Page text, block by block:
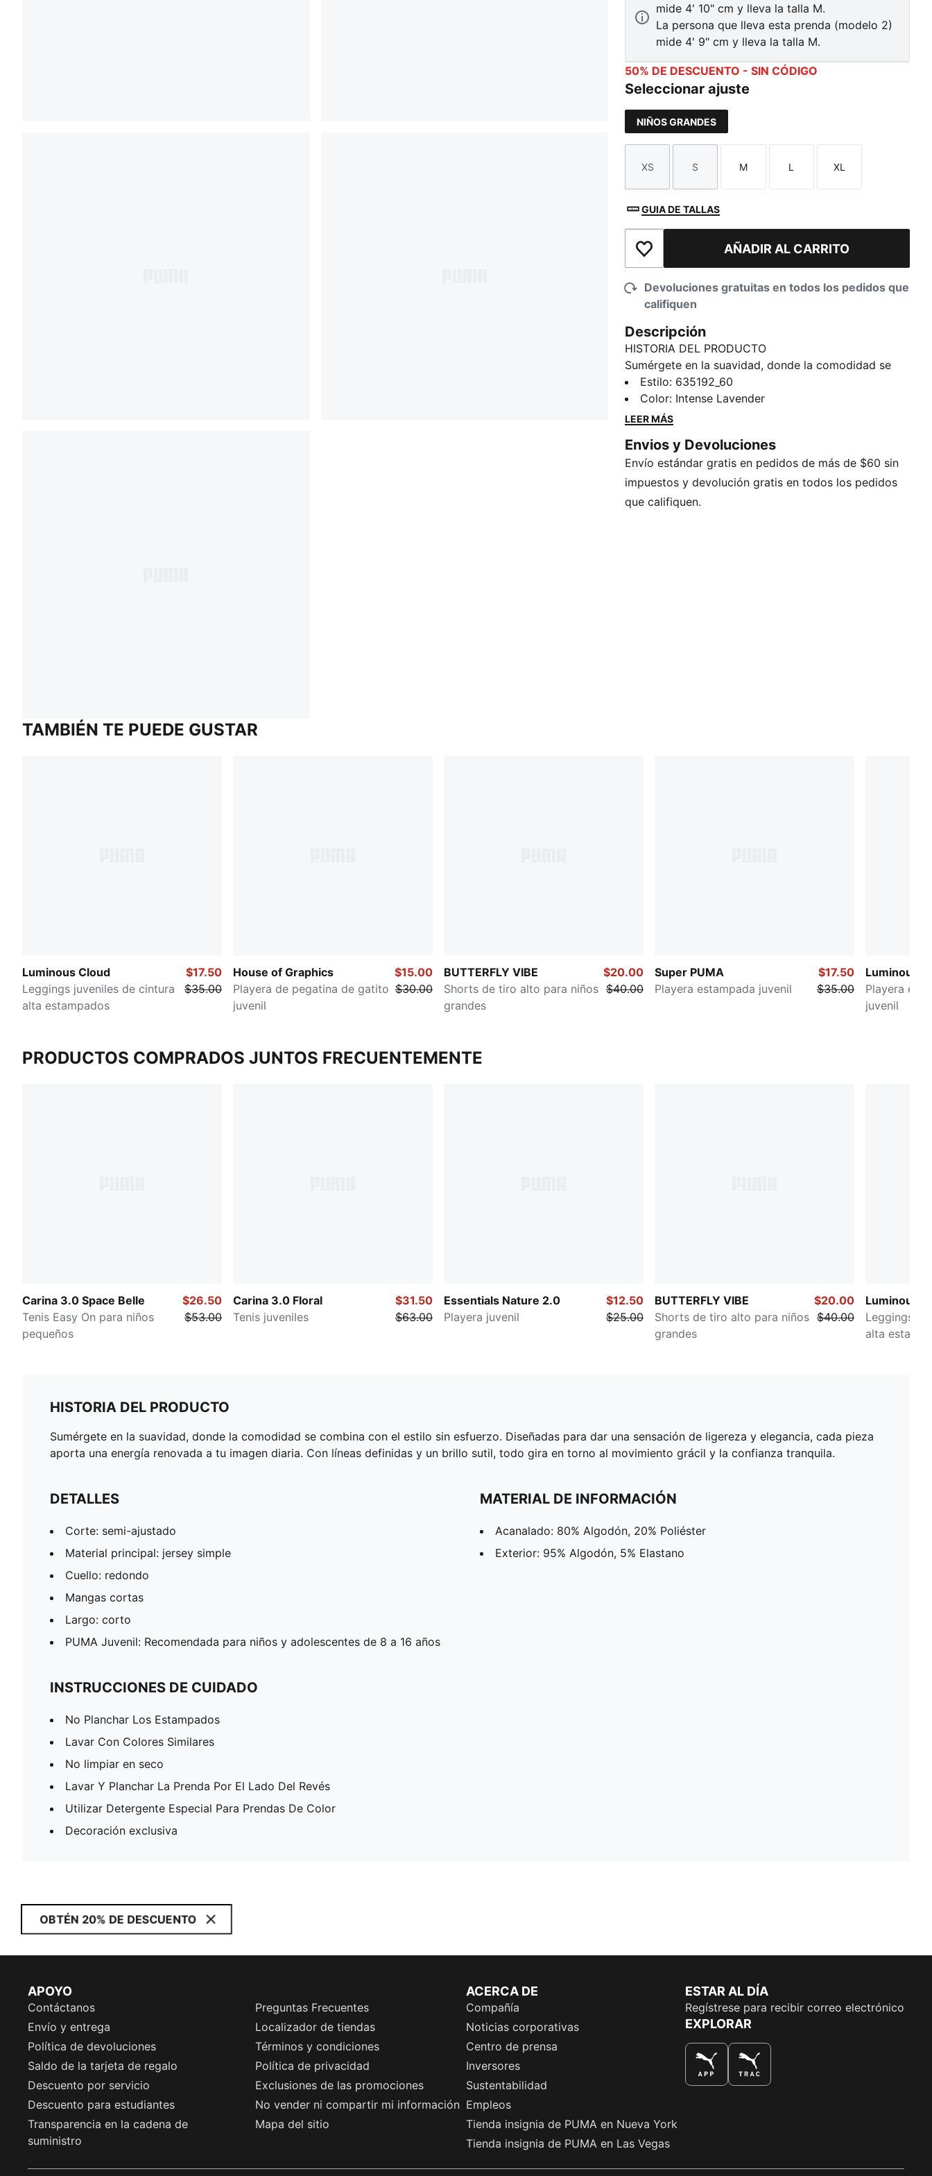
mide 4' 10" cm y lleva la talla M.
La persona que lleva esta prenda (modelo 2)
mide 4' 9" cm y lleva la talla M.
50% DE DESCUENTO - SIN CÓDIGO
Seleccionar ajuste
NIÑOS GRANDES
Talla
XS
Talla
S
Talla
M
Talla
L
Talla
XL
GUIA DE TALLAS
Añadir a la lista de deseosAÑADIR AL CARRITO
Devoluciones gratuitas en todos los pedidos que
califiquen
Descripción
HISTORIA DEL PRODUCTO
Sumérgete en la suavidad, donde la comodidad se
combina con el estilo sin esfuerzo. Diseñadas para
dar una sensación de ligereza y elegancia, cada pieza
aporta una energía renovada a tu imagen diaria. Con
movimiento grácil y la confianza tranquila.
DETALLES
Corte: semi-ajustado
Material principal: jersey simple
Estilo: 635192_60
Color: Intense Lavender
LEER MÁS
Envios y Devoluciones
Envío estándar gratis en pedidos de más de $60 sin
impuestos y devolución gratis en todos los pedidos
que califiquen.
TAMBIÉN TE PUEDE GUSTAR
Luminous Cloud
Leggings juveniles de cintura
alta estampados
$17.50
$35.00
House of Graphics
Playera de pegatina de gatito
juvenil
$15.00
$30.00
BUTTERFLY VIBE
Shorts de tiro alto para niños
grandes
$20.00
$40.00
Super PUMA
Playera estampada juvenil
$17.50
$35.00
Luminous
Playera
juvenil
PRODUCTOS COMPRADOS JUNTOS FRECUENTEMENTE
Carina 3.0 Space Belle
Tenis Easy On para niños
pequeños
$26.50
$53.00
Carina 3.0 Floral
Tenis juveniles
$31.50
$63.00
Essentials Nature 2.0
Playera juvenil
$12.50
$25.00
BUTTERFLY VIBE
Shorts de tiro alto para niños
grandes
$20.00
$40.00
Luminous
Leggings
alta
HISTORIA DEL PRODUCTO
Sumérgete en la suavidad, donde la comodidad se combina con el estilo sin esfuerzo. Diseñadas para dar una sensación de ligereza y elegancia, cada pieza
aporta una energía renovada a tu imagen diaria. Con líneas definidas y un brillo sutil, todo gira en torno al movimiento grácil y la confianza tranquila.
DETALLES
Corte: semi-ajustado
Material principal: jersey simple
Cuello: redondo
Mangas cortas
Largo: corto
PUMA Juvenil: Recomendada para niños y adolescentes de 8 a 16 años
MATERIAL DE INFORMACIÓN
Acanalado: 80% Algodón, 20% Poliéster
Exterior: 95% Algodón, 5% Elastano
INSTRUCCIONES DE CUIDADO
No Planchar Los Estampados
Lavar Con Colores Similares
No limpiar en seco
Lavar Y Planchar La Prenda Por El Lado Del Revés
Utilizar Detergente Especial Para Prendas De Color
Decoración exclusiva
OBTÉN 20% DE DESCUENTO
APOYO
Contáctanos
Preguntas Frecuentes
Envío y entrega
Localizador de tiendas
Política de devoluciones
Términos y condiciones
Saldo de la tarjeta de regalo
Política de privacidad
Descuento por servicio
Exclusiones de las promociones
Descuento para estudiantes
No vender ni compartir mi información
Transparencia en la cadena de
suministro
Mapa del sitio
ACERCA DE
Compañía
Noticias corporativas
Centro de prensa
Inversores
Sustentabilidad
Empleos
Tienda insignia de PUMA en Nueva York
Tienda insignia de PUMA en Las Vegas
ESTAR AL DÍA
Regístrese para recibir correo electrónico
EXPLORAR